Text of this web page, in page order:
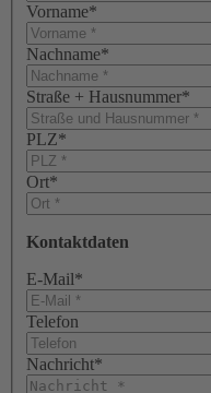
Vorname*
Nachname*
Straße + Hausnummer*
PLZ*
Ort*
Kontaktdaten
E-Mail*
Telefon
Nachricht*